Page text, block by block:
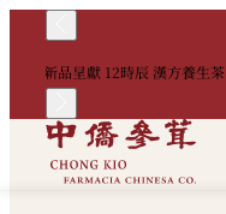
新品呈獻 12時辰 漢方養生茶